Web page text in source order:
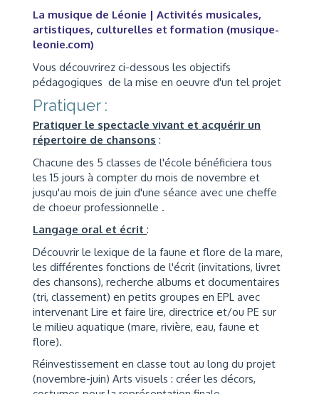
La musique de Léonie | Activités musicales,
artistiques, culturelles et formation (musique-
leonie.com)
Vous découvrirez ci-dessous les objectifs
pédagogiques de la mise en oeuvre d'un tel projet
Pratiquer :
Pratiquer le spectacle vivant et acquérir un
répertoire de chansons :
Chacune des 5 classes de l'école bénéficiera tous
les 15 jours à compter du mois de novembre et
jusqu'au mois de juin d'une séance avec une cheffe
de choeur professionnelle .
Langage oral et écrit :
Découvrir le lexique de la faune et flore de la mare,
les différentes fonctions de l'écrit (invitations, livret
des chansons), recherche albums et documentaires
(tri, classement) en petits groupes en EPL avec
intervenant Lire et faire lire, directrice et/ou PE sur
le milieu aquatique (mare, rivière, eau, faune et
flore).
Réinvestissement en classe tout au long du projet
(novembre-juin) Arts visuels : créer les décors,